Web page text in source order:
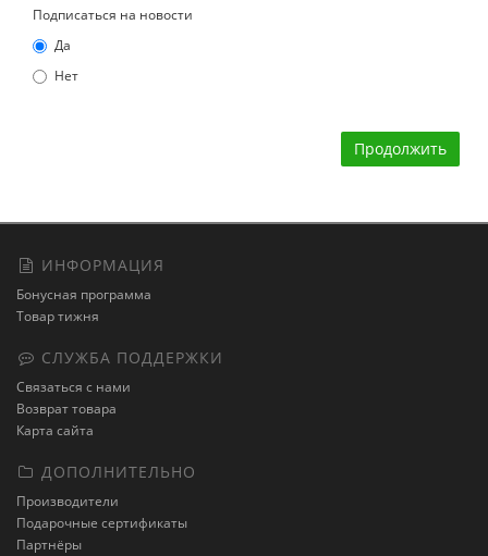
Подписаться на новости
Да
Нет
Продолжить
ИНФОРМАЦИЯ
Бонусная программа
Товар тижня
СЛУЖБА ПОДДЕРЖКИ
Связаться с нами
Возврат товара
Карта сайта
ДОПОЛНИТЕЛЬНО
Производители
Подарочные сертификаты
Партнёры